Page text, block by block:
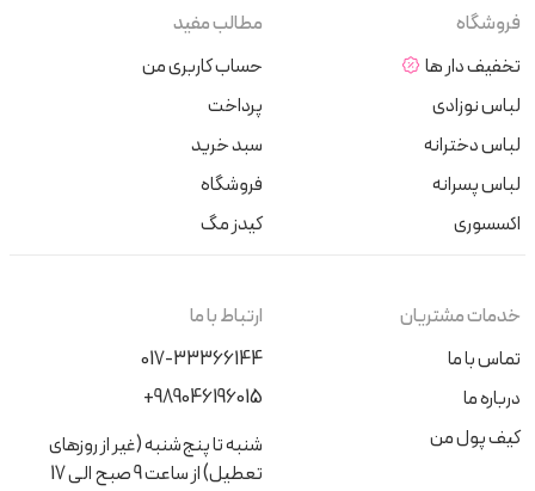
فروشگاه
تخفیف دار ها
لباس نوزادی
لباس دخترانه
لباس پسرانه
اکسسوری
مطالب مفید
حساب کاربری من
پرداخت
سبد خرید
فروشگاه
کیدز مگ
خدمات مشتریان
تماس با ما
درباره ما
کیف پول من
ارتباط با ما
017-33366144
+989046196015
شنبه تا پنج‌شنبه (غیر از روزهای
تعطیل) از ساعت 9 صبح الی 17